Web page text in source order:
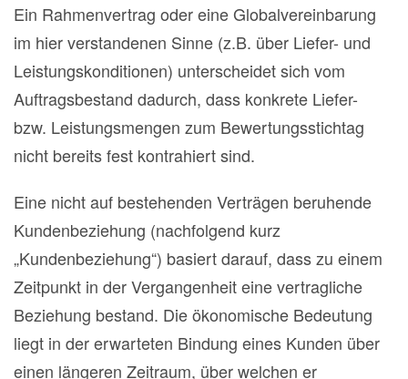
Ein Rahmenvertrag oder eine Globalvereinbarung
im hier verstandenen Sinne (z.B. über Liefer- und
Leistungskonditionen) unterscheidet sich vom
Auftragsbestand dadurch, dass konkrete Liefer-
bzw. Leistungsmengen zum Bewertungsstichtag
nicht bereits fest kontrahiert sind.
Eine nicht auf bestehenden Verträgen beruhende
Kundenbeziehung (nachfolgend kurz
„Kundenbeziehung“) basiert darauf, dass zu einem
Zeitpunkt in der Vergangenheit eine vertragliche
Beziehung bestand. Die ökonomische Bedeutung
liegt in der erwarteten Bindung eines Kunden über
einen längeren Zeitraum, über welchen er